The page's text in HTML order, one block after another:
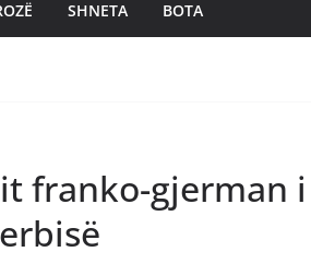
SHNETA BOTA
franko-gjerman i